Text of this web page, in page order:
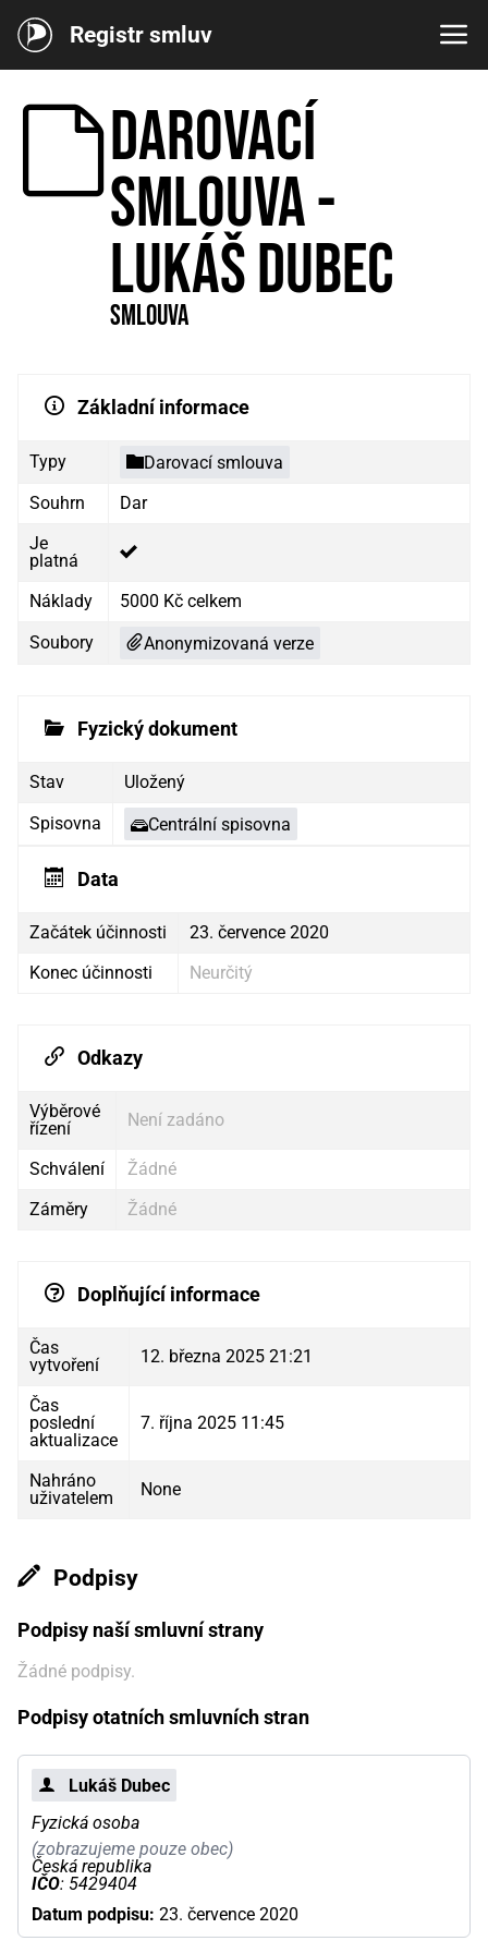
Registr smluv
Darovací
smlouva -
Lukáš Dubec
Smlouva
Základní informace
Typy
Darovací smlouva
Souhrn
Dar
Je
platná
Náklady
5000 Kč celkem
Soubory
Anonymizovaná verze
Fyzický dokument
Stav
Uložený
Spisovna
Centrální spisovna
Data
Začátek účinnosti
23. července 2020
Konec účinnosti
Neurčitý
Odkazy
Výběrové
řízení
Není zadáno
Schválení
Žádné
Záměry
Žádné
Doplňující informace
Čas
vytvoření
12. března 2025 21:21
Čas
poslední
aktualizace
7. října 2025 11:45
Nahráno
uživatelem
None
Podpisy
Podpisy naší smluvní strany
Žádné podpisy.
Podpisy otatních smluvních stran
Lukáš Dubec
Fyzická osoba
(zobrazujeme pouze obec)
Česká republika
IČO: 5429404
Datum podpisu: 23. července 2020